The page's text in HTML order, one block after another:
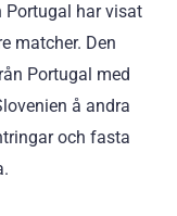
Portugal har visat
matcher. Den
Portugal med
å andra
och fasta